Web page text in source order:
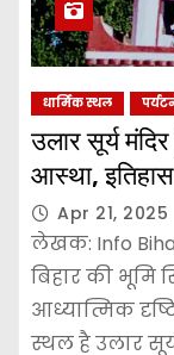
धार्मिक स्थल
उलार सूर्य
आस्था,
Apr 21, 2025
लेखक: Info
बिहार की भूमि
आध्यात्मिक
स्थल है उलार